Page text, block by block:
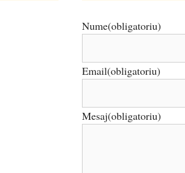
Nume(obligatoriu)
Email(obligatoriu)
Mesaj(obligatoriu)